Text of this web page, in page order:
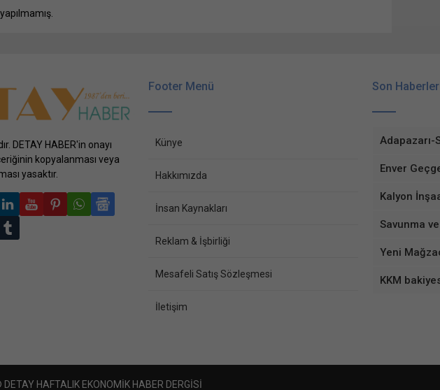
DETAY HABER'in onayı
kopyalanması veya
yasaktır.
Footer Menü
Künye
Hakkımızda
İnsan Kaynakları
Reklam & İşbirliği
Mesafeli Satış Sözleşmesi
İletişim
Son Haberler
HAFTALIK EKONOMİK HABER DERGİSİ